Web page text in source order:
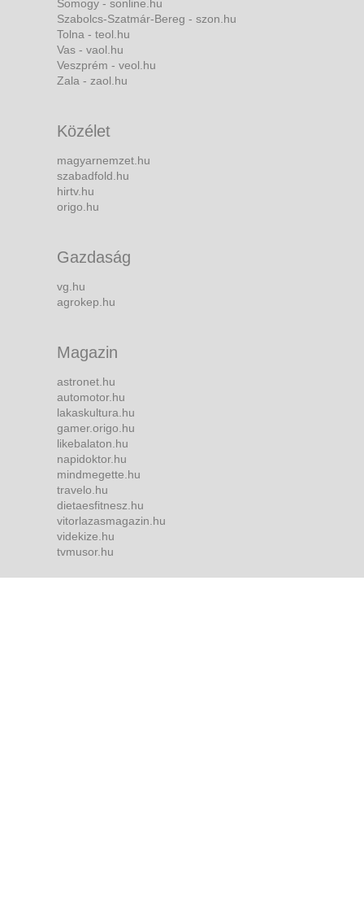
Somogy - sonline.hu
Szabolcs-Szatmár-Bereg - szon.hu
Tolna - teol.hu
Vas - vaol.hu
Veszprém - veol.hu
Zala - zaol.hu
Közélet
magyarnemzet.hu
szabadfold.hu
hirtv.hu
origo.hu
Gazdaság
vg.hu
agrokep.hu
Magazin
astronet.hu
automotor.hu
lakaskultura.hu
gamer.origo.hu
likebalaton.hu
napidoktor.hu
mindmegette.hu
travelo.hu
dietaesfitnesz.hu
vitorlazasmagazin.hu
videkize.hu
tvmusor.hu